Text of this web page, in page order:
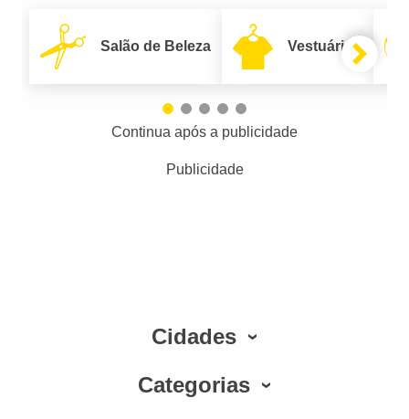
Salão de Beleza Vestuário
Continua após a publicidade
Publicidade
Cidades
Categorias